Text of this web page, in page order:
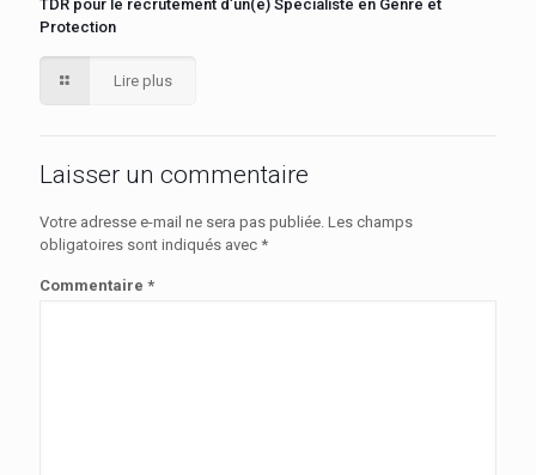
TDR pour le recrutement d’un(e) Spécialiste en Genre et
Protection
Lire plus
Laisser un commentaire
Votre adresse e-mail ne sera pas publiée. Les champs
obligatoires sont indiqués avec *
Commentaire *